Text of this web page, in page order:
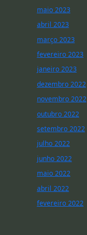
maio 2023
abril 2023
março 2023
fevereiro 2023
janeiro 2023
dezembro 2022
novembro 2022
outubro 2022
setembro 2022
julho 2022
junho 2022
maio 2022
abril 2022
fevereiro 2022